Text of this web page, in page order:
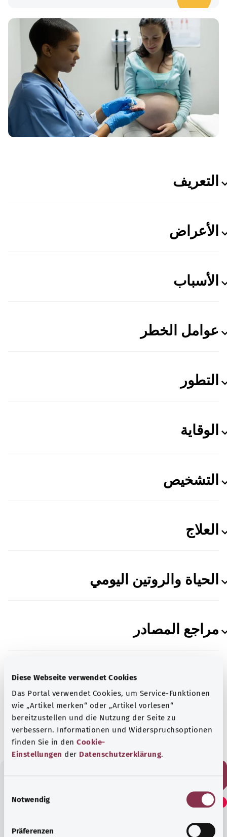
Diese Webseite verwendet Cookies
Das Portal verwendet Cookies, um Service-Funktionen
wie „Artikel merken“ oder „Artikel vorlesen“
bereitzustellen und die Nutzung der Seite zu
verbessern. Informationen und Widerspruchsoptionen
finden Sie in den Cookie-
Einstellungen der Datenschutzerklärung.
Notwendig
Präferenzen
التعريف
الأعراض
الأسباب
عوامل الخطر
التطور
الوقاية
التشخيص
العلاج
الحياة والروتين اليومي
مراجع المصادر
بالتعاون مع معهد الجودة والكفاءة في الرعاية الصحية
الحالة: 17.10.2024
هل وجدت هذا المقال مفيدًا؟